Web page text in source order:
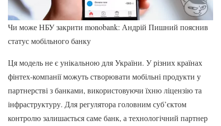
Чи може НБУ закрити monobank: Андрій Пишний пояснив
статус мобільного банку
Ця модель не є унікальною для України. У різних країнах
фінтех-компанії можуть створювати мобільні продукти у
партнерстві з банками, використовуючи їхню ліцензію та
інфраструктуру. Для регулятора головним суб’єктом
контролю залишається саме банк, а технологічний партнер